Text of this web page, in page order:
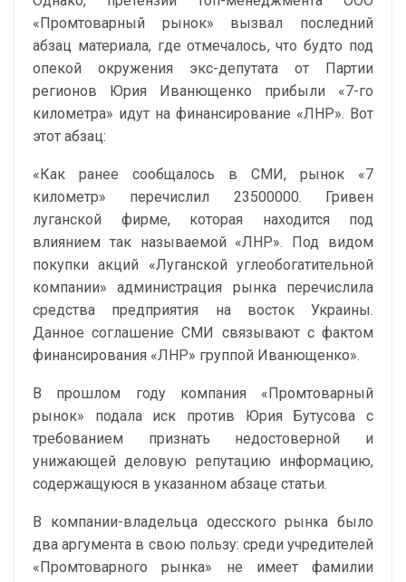
«Промтоварный рынок» вызвал последний
абзац материала, где отмечалось, что будто под
опекой окружения экс-депутата от Партии
регионов Юрия Иванющенко прибыли «7-го
километра» идут на финансирование «ЛНР». Вот
этот абзац:
«Как ранее сообщалось в СМИ, рынок «7
километр» перечислил 23500000. Гривен
луганской фирме, которая находится под
влиянием так называемой «ЛНР». Под видом
покупки акций «Луганской углеобогатительной
компании» администрация рынка перечислила
средства предприятия на восток Украины.
Данное соглашение СМИ связывают с фактом
финансирования «ЛНР» группой Иванющенко».
В прошлом году компания «Промтоварный
рынок» подала иск против Юрия Бутусова с
требованием признать недостоверной и
унижающей деловую репутацию информацию,
содержащуюся в указанном абзаце статьи.
В компании-владельца одесского рынка было
два аргумента в свою пользу: среди учредителей
«Промтоварного рынка» не имеет фамилии